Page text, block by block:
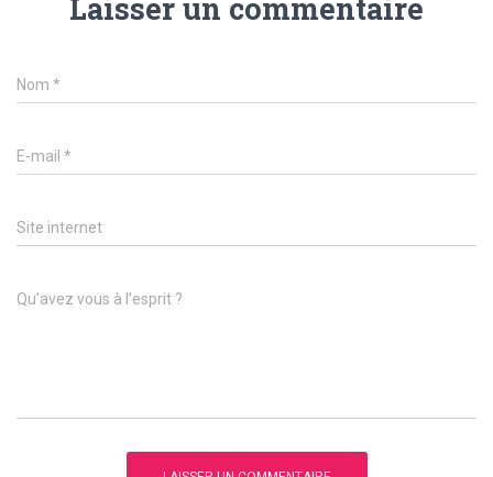
Laisser un commentaire
Nom *
E-mail *
Site internet
Qu’avez vous à l’esprit ?